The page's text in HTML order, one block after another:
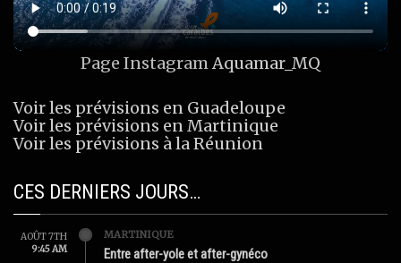
Page InstagramAquamar_MQ
Voir les prévisions en Guadeloupe
Voir les prévisions en Martinique
Voir les prévisions à la Réunion
CES DERNIERS JOURS…
AOÛT 7TH
9:45 AM
MARTINIQUE
Entre after-yole et after-gynéco